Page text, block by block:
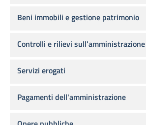
Beni immobili e gestione patrimonio
Controlli e rilievi sull'amministrazione
Servizi erogati
Pagamenti dell'amministrazione